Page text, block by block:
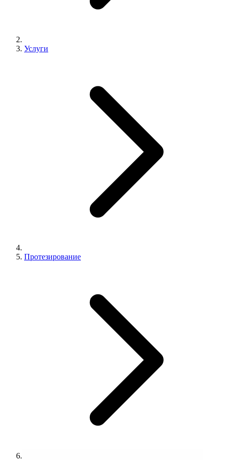
Услуги
Протезирование